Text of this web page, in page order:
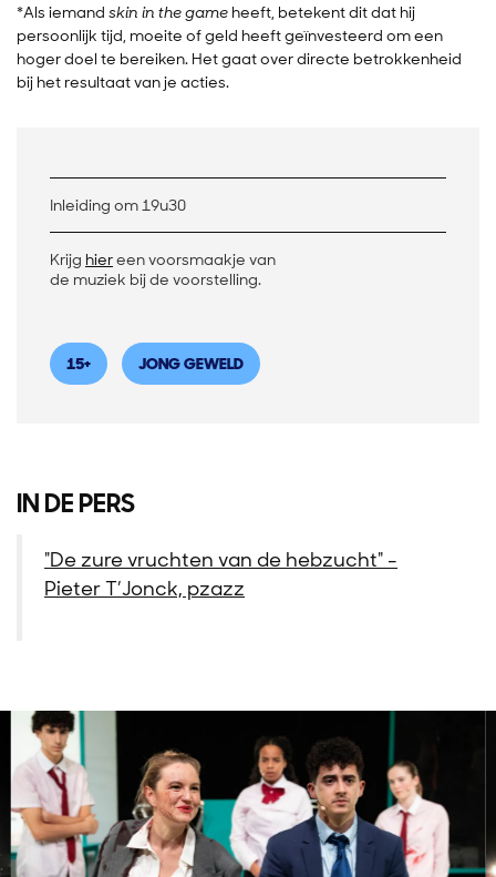
*Als iemand skin in the game heeft, betekent dit dat hij
persoonlijk tijd, moeite of geld heeft geïnvesteerd om een
hoger doel te bereiken. Het gaat over directe betrokkenheid
bij het resultaat van je acties.
Inleiding om 19u30
Krijg hiereen voorsmaakje van
de muziek bij de voorstelling.
15+ JONG GEWELD
IN DE PERS
"De zure vruchten van de hebzucht" -
Pieter T’Jonck, pzazz
Overslaan